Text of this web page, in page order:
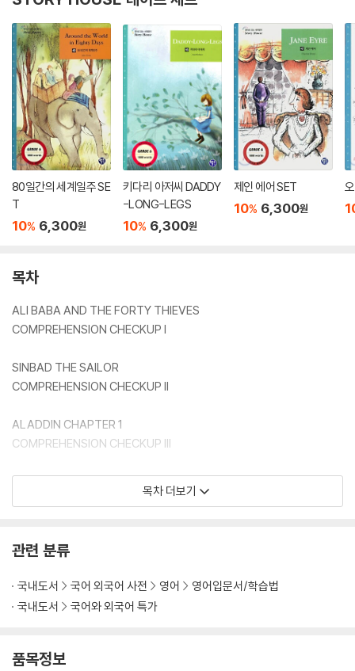
80일간의 세계일주 SE
T
10% 6,300원
키다리 아저씨 DADDY
-LONG-LEGS
10% 6,300원
제인 에어 SET
10% 6,300원
목차
ALI BABA AND THE FORTY THIEVES
COMPREHENSION CHECKUP I
SINBAD THE SAILOR
COMPREHENSION CHECKUP II
ALADDIN CHAPTER 1
COMPREHENSION CHECKUP III
ALADDIN CHAPTER 2
COMPREHENSION CHECKUP IV
WORD LIST
목차 더보기
관련 분류
국내도서 국어 외국어 사전 영어
영어입문서/학습법
국내도서
국어와 외국어 특가
품목정보